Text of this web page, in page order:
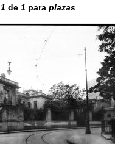
1 de 1 para plazas